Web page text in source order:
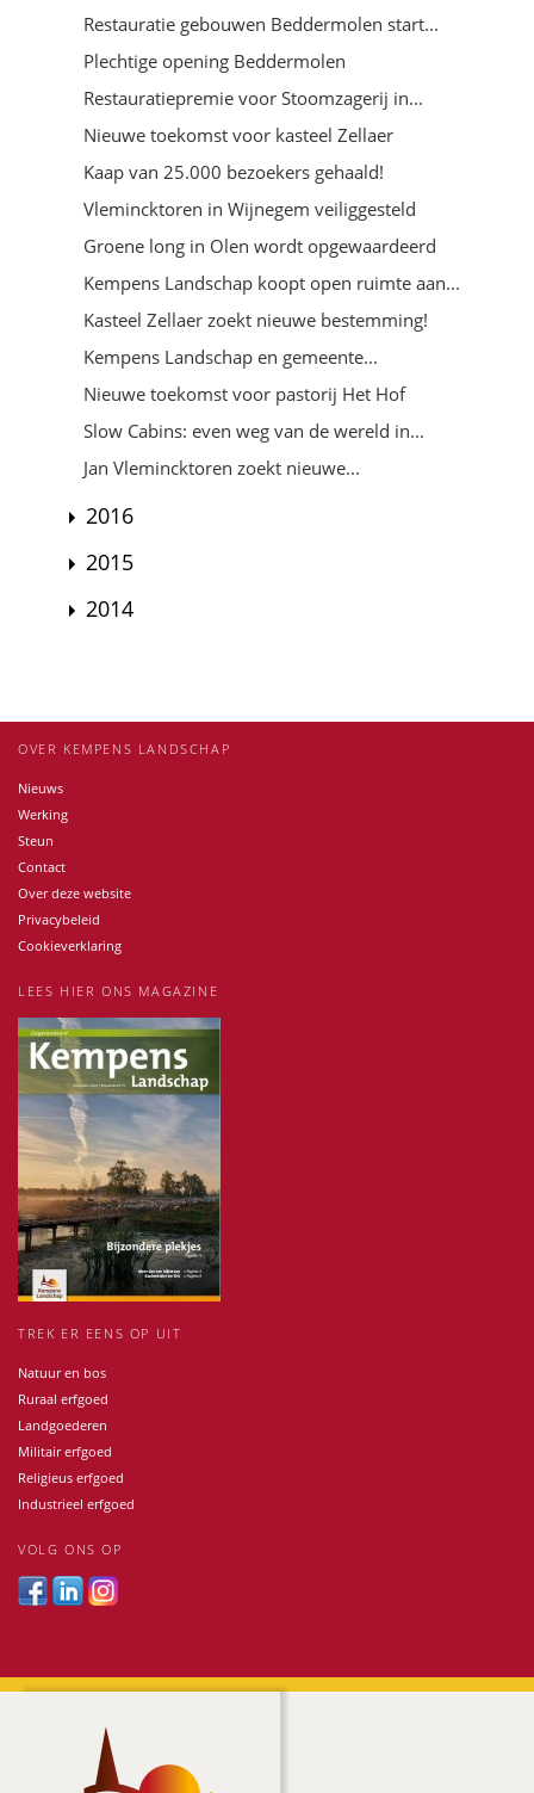
Restauratie gebouwen Beddermolen start...
Plechtige opening Beddermolen
Restauratiepremie voor Stoomzagerij in...
Nieuwe toekomst voor kasteel Zellaer
Kaap van 25.000 bezoekers gehaald!
Vlemincktoren in Wijnegem veiliggesteld
Groene long in Olen wordt opgewaardeerd
Kempens Landschap koopt open ruimte aan...
Kasteel Zellaer zoekt nieuwe bestemming!
Kempens Landschap en gemeente...
Nieuwe toekomst voor pastorij Het Hof
Slow Cabins: even weg van de wereld in...
Jan Vlemincktoren zoekt nieuwe...
2016
2015
2014
OVER KEMPENS LANDSCHAP
Nieuws
Werking
Steun
Contact
Over deze website
Privacybeleid
Cookieverklaring
LEES HIER ONS MAGAZINE
TREK ER EENS OP UIT
Natuur en bos
Ruraal erfgoed
Landgoederen
Militair erfgoed
Religieus erfgoed
Industrieel erfgoed
VOLG ONS OP